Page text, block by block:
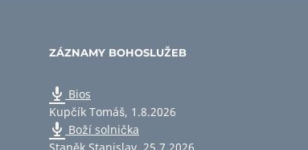
ZÁZNAMY BOHOSLUŽEB
Bios
Kupčík Tomáš, 1.8.2026
Boží solnička
Staněk Stanislav, 25.7.2026